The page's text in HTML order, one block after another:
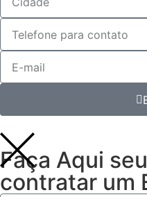
Faça Aqui
contratar um